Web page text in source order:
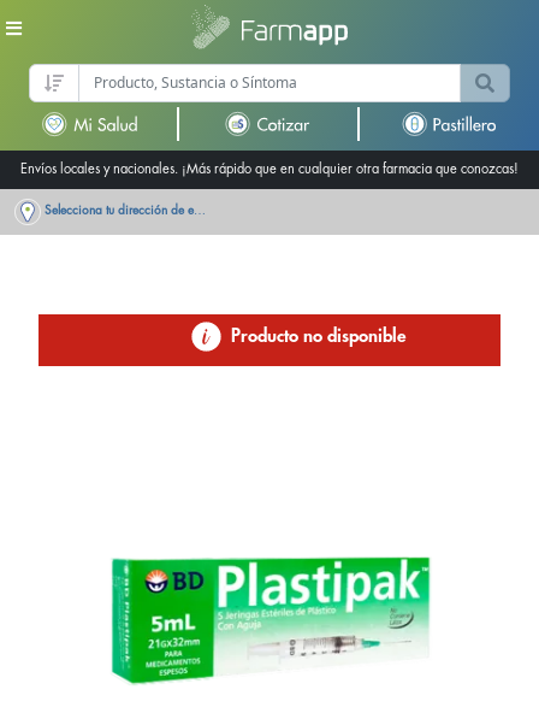
Envíos locales y nacionales. ¡Más rápido que en cualquier otra farmacia que conozcas!
Selecciona tu dirección de entrega
Producto no disponible